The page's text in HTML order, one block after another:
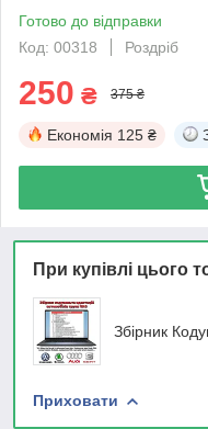
Готово до відправки
Код: 00318
Роздріб
250 ₴ 375 ₴
Економія 125 ₴
При купівлі цього
Збірник
Приховати